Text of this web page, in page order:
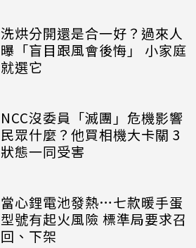
洗烘分開還是合一好？過來人
曝「盲目跟風會後悔」 小家庭
就選它
NCC沒委員「滅團」危機影響
民眾什麼？他買相機大卡關 3
狀態一同受害
當心鋰電池發熱…七款暖手蛋
型號有起火風險 標準局要求召
回、下架